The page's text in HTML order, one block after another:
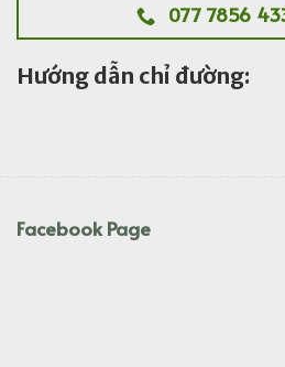
077 7856
Hướng dẫn chỉ đường:
Facebook Page